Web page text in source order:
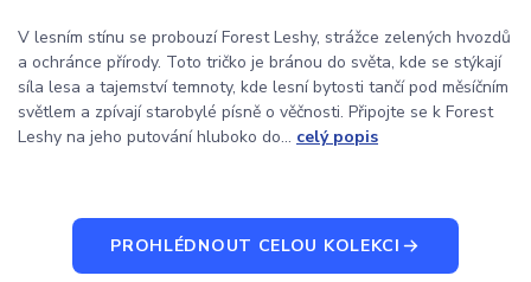
V lesním stínu se probouzí Forest Leshy, strážce zelených hvozdů
a ochránce přírody. Toto tričko je bránou do světa, kde se stýkají
síla lesa a tajemství temnoty, kde lesní bytosti tančí pod měsíčním
světlem a zpívají starobylé písně o věčnosti. Připojte se k Forest
Leshy na jeho putování hluboko do... celý popis
PROHLÉDNOUT CELOU KOLEKCI